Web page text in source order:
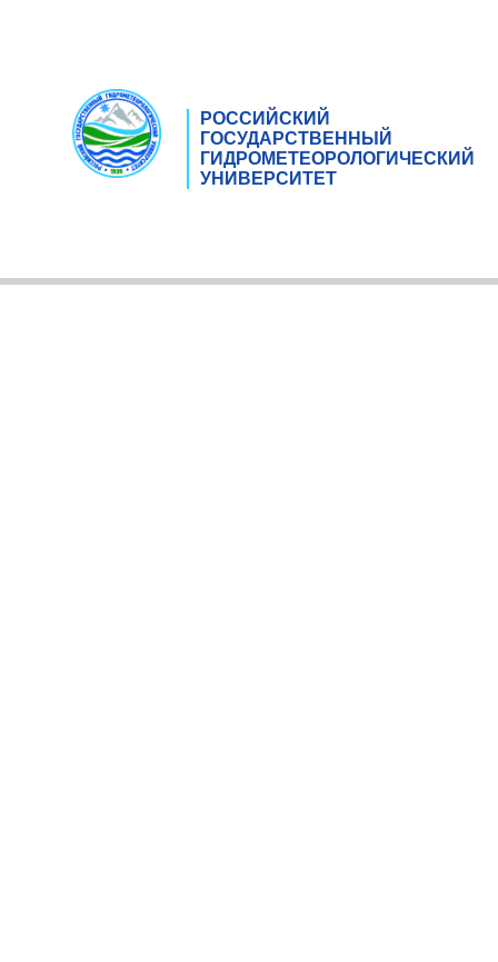
РОССИЙСКИЙ
ГОСУДАРСТВЕННЫЙ
ГИДРОМЕТЕОРОЛОГИЧЕСКИЙ
УНИВЕРСИТЕТ